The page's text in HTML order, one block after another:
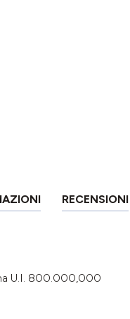
RECENSIONI
U.I. 800.000,000